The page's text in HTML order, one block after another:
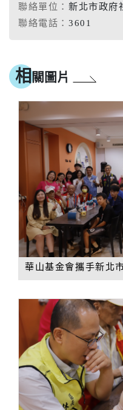
聯絡單位： 新北市政府
聯絡電話： 3601
相 關圖片
華山基金會攜手新北